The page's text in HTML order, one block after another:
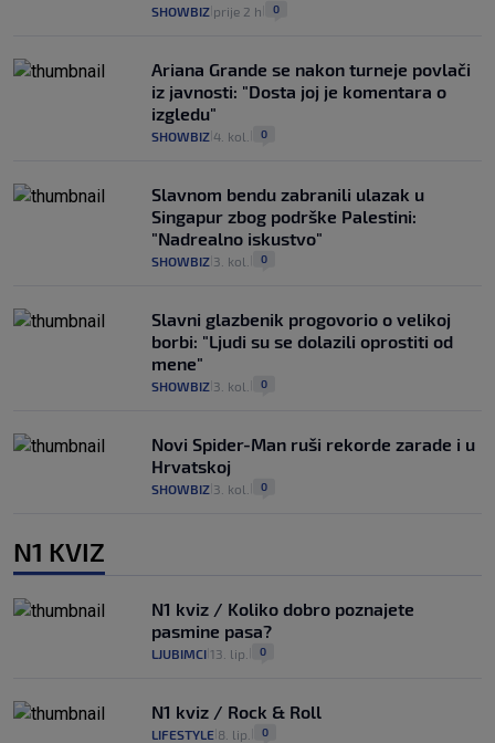
SHOWBIZ prije 2 h 0
Ariana Grande se nakon turneje povlači
iz javnosti: "Dosta joj je komentara o
izgledu"
SHOWBIZ 4. kol. 0
Slavnom bendu zabranili ulazak u
Singapur zbog podrške Palestini:
"Nadrealno iskustvo"
SHOWBIZ 3. kol. 0
Slavni glazbenik progovorio o velikoj
borbi: "Ljudi su se dolazili oprostiti od
mene"
SHOWBIZ 3. kol. 0
Novi Spider-Man ruši rekorde zarade i u
Hrvatskoj
SHOWBIZ 3. kol. 0
N1 KVIZ
N1 kviz / Koliko dobro poznajete
pasmine pasa?
LJUBIMCI 13. lip. 0
N1 kviz / Rock & Roll
LIFESTYLE 8. lip. 0